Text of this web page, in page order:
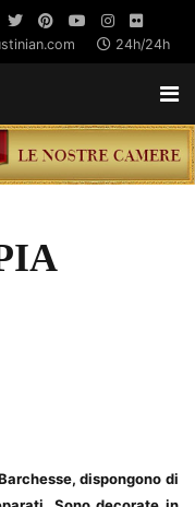
24h/24h
dispongono di